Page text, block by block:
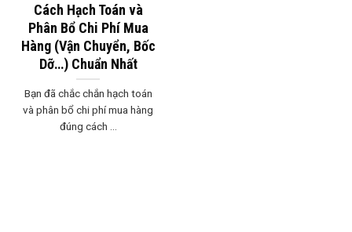
Cách Hạch Toán và
Phân Bổ Chi Phí Mua
Hàng (Vận Chuyển, Bốc
Dỡ…) Chuẩn Nhất
Bạn đã chắc chắn hạch toán
và phân bổ chi phí mua hàng
đúng cách ...